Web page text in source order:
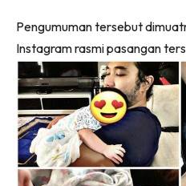
Pengumuman tersebut
Instagram rasmi pasangan